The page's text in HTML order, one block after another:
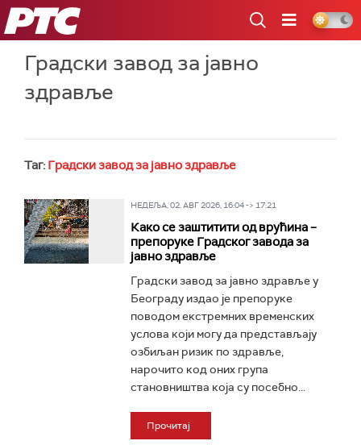
РТС
Градски завод за јавно
здравље
Таг: Градски завод за јавно здравље
НЕДЕЉА, 02. АВГ 2026, 16:04 -> 17:21
Како се заштитити од врућина –
препоруке Градског завода за
јавно здравље
Градски завод за јавно здравље у
Београду издао је препоруке
поводом екстремних временских
услова који могу да представљају
озбиљан ризик по здравље,
нарочито код оних група
становништва која су посебно...
Прочитај